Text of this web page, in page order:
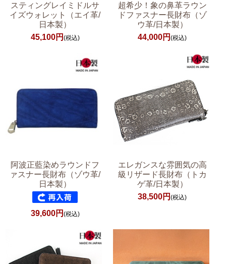
スティングレイミドルサ
イズウォレット（エイ革/
日本製）
45,100円 (税込)
超希少！象の鼻革ラウン
ドファスナー長財布（ゾ
ウ革/日本製）
44,000円(税込)
阿波正藍染めラウンドフ
ァスナー長財布（ゾウ革/
日本製）
39,600円 (税込)
エレガンスな雰囲気の高
級リザード長財布（トカ
ゲ革/日本製）
38,500円(税込)